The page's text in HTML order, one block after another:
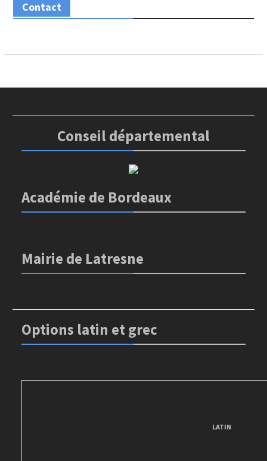
Contact
Conseil départemental
Académie de Bordeaux
Mairie de Latresne
Options latin et grec
LATIN